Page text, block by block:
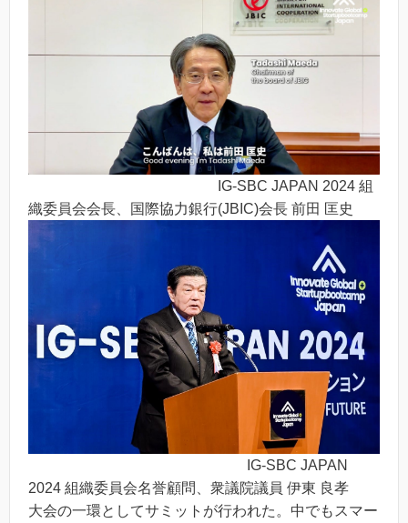
IG-SBC JAPAN 2024 組
織委員会会長、国際協力銀行(JBIC)会長 前田 匡史
IG-SBC JAPAN
2024 組織委員会名誉顧問、衆議院議員 伊東 良孝
大会の一環としてサミットが行われた。中でもスマー